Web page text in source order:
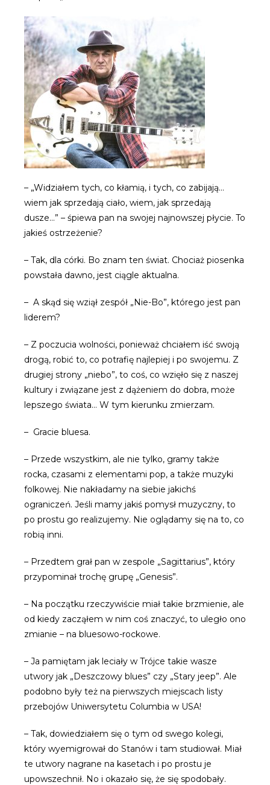
– „Widziałem tych, co kłamią, i tych, co zabijają…
wiem jak sprzedają ciało, wiem, jak sprzedają
dusze…” – śpiewa pan na swojej najnowszej płycie. To
jakieś ostrzeżenie?
– Tak, dla córki. Bo znam ten świat. Chociaż piosenka
powstała dawno, jest ciągle aktualna.
– A skąd się wziął zespół „Nie-Bo”, którego jest pan
liderem?
– Z poczucia wolności, ponieważ chciałem iść swoją
drogą, robić to, co potrafię najlepiej i po swojemu. Z
drugiej strony „niebo”, to coś, co wzięło się z naszej
kultury i związane jest z dążeniem do dobra, może
lepszego świata… W tym kierunku zmierzam.
– Gracie bluesa.
– Przede wszystkim, ale nie tylko, gramy także
rocka, czasami z elementami pop, a także muzyki
folkowej. Nie nakładamy na siebie jakichś
ograniczeń. Jeśli mamy jakiś pomysł muzyczny, to
po prostu go realizujemy. Nie oglądamy się na to, co
robią inni.
– Przedtem grał pan w zespole „Sagittarius”, który
przypominał trochę grupę „Genesis”.
– Na początku rzeczywiście miał takie brzmienie, ale
od kiedy zacząłem w nim coś znaczyć, to uległo ono
zmianie – na bluesowo-rockowe.
– Ja pamiętam jak leciały w Trójce takie wasze
utwory jak „Deszczowy blues” czy „Stary jeep”. Ale
podobno były też na pierwszych miejscach listy
przebojów Uniwersytetu Columbia w USA!
– Tak, dowiedziałem się o tym od swego kolegi,
który wyemigrował do Stanów i tam studiował. Miał
te utwory nagrane na kasetach i po prostu je
upowszechnił. No i okazało się, że się spodobały.